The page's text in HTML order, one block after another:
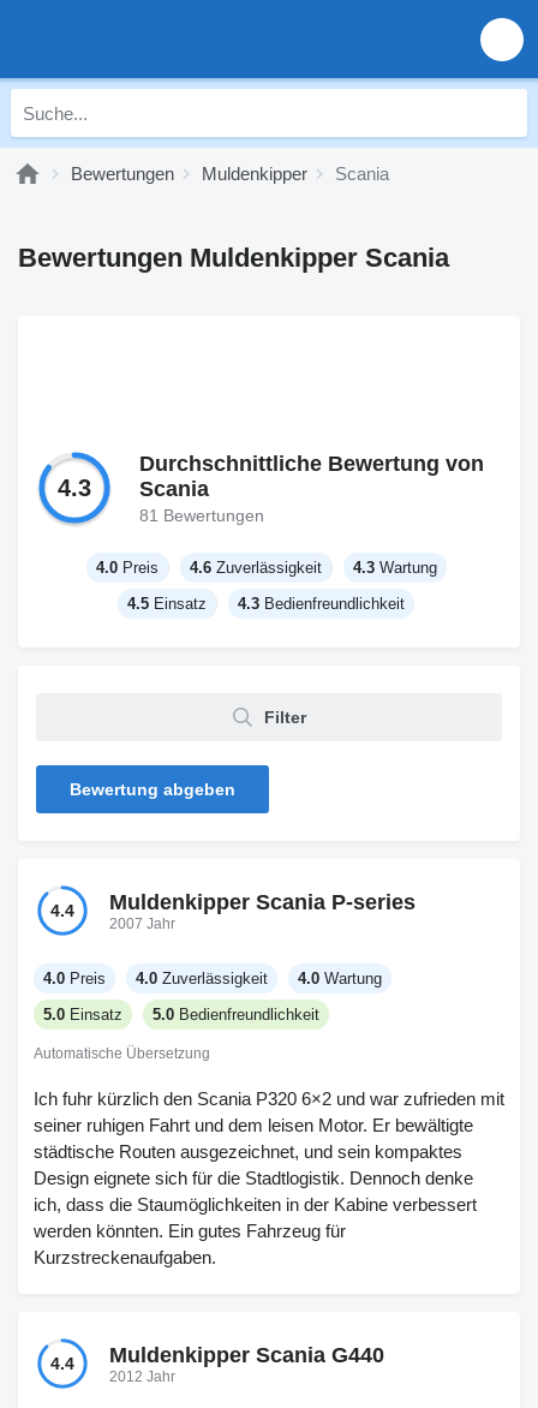
Bewertungen Muldenkipper Scania
Bewertungen Muldenkipper Scania
4.3
Durchschnittliche Bewertung von
Scania
81 Bewertungen
4.0Preis 4.6Zuverlässigkeit 4.3Wartung
4.5 Einsatz 4.3 Bedienfreundlichkeit
Filter
Bewertung abgeben
4.4 Muldenkipper Scania P-series
2007 Jahr
4.0 Preis 4.0 Zuverlässigkeit 4.0 Wartung
5.0 Einsatz 5.0 Bedienfreundlichkeit
Automatische Übersetzung
Ich fuhr kürzlich den Scania P320 6×2 und war zufrieden mit
seiner ruhigen Fahrt und dem leisen Motor. Er bewältigte
städtische Routen ausgezeichnet, und sein kompaktes
Design eignete sich für die Stadtlogistik. Dennoch denke
ich, dass die Staumöglichkeiten in der Kabine verbessert
werden könnten. Ein gutes Fahrzeug für
Kurzstreckenaufgaben.
4.4 Muldenkipper Scania G440
2012 Jahr